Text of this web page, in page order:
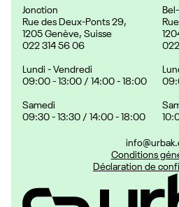
Jonction
Rue des Deux-Ponts 29,
1205 Genève, Suisse
022 314 56 06
Lundi - Vendredi
09:00 - 13:00 / 14:00 - 18:00
Samedi
09:30 - 13:30 / 14:00 - 18:00
Conditions
Déclaration de